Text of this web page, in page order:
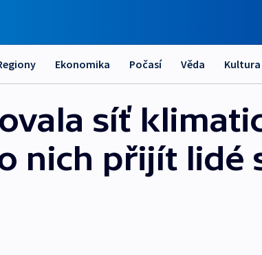
Ekonomika Počasí Věda Kultura
síť
nich přijít lidé